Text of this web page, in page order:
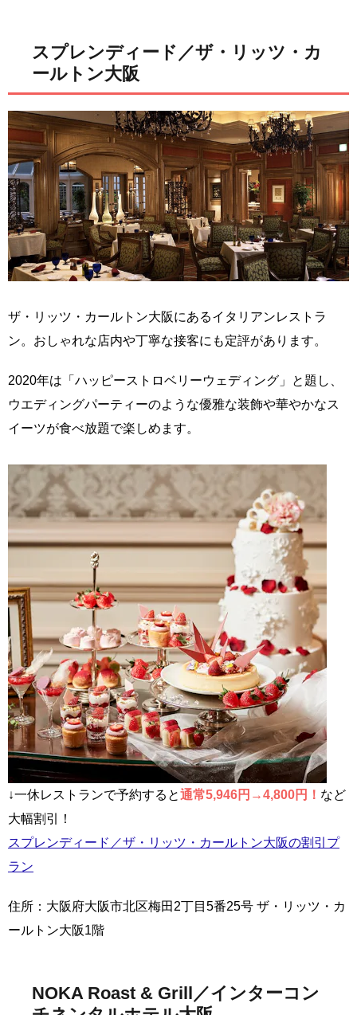
スプレンディード／ザ・リッツ・カ
ールトン大阪
ザ・リッツ・カールトン大阪にあるイタリアンレストラ
ン。おしゃれな店内や丁寧な接客にも定評があります。
2020年は「ハッピーストロベリーウェディング」と題し、
ウエディングパーティーのような優雅な装飾や華やかなス
イーツが食べ放題で楽しめます。
↓一休レストランで予約すると通常5,946円→4,800円！ など
大幅割引！
スプレンディード／ザ・リッツ・カールトン大阪の割引プ
ラン
住所：大阪府大阪市北区梅田2丁目5番25号 ザ・リッツ・カ
ールトン大阪1階
NOKA Roast & Grill／インターコン